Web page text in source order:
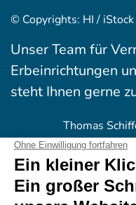
© Copyrights: HI / iStock
Unser Team für
Erbeinrichtungen
steht Ihnen gerne
Thomas
+49 (0)89 54
Matthias